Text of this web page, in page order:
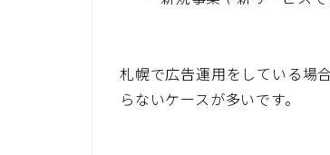
札幌で広告運用をしている場
らないケースが多いです。